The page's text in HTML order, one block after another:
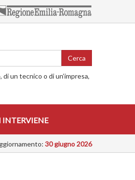
Cerca
un tecnico o di un’impresa,
INTERVIENE
30 giugno 2026